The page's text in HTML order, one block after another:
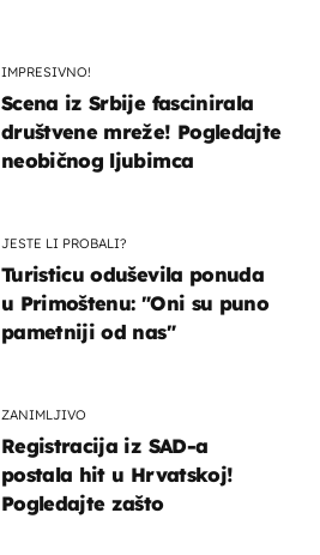
IMPRESIVNO!
Scena iz Srbije fascinirala
društvene mreže! Pogledajte
neobičnog ljubimca
JESTE LI PROBALI?
Turisticu oduševila ponuda
u Primoštenu: "Oni su puno
pametniji od nas"
ZANIMLJIVO
Registracija iz SAD-a
postala hit u Hrvatskoj!
Pogledajte zašto